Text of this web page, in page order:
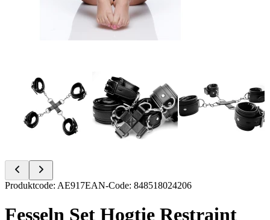
Item
of
Produktcode: AE917EAN-Code: 848518024206
Fesseln Set Hogtie Restraint